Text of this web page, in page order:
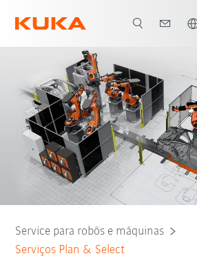
Serviços Planejamento & Seleção
Service para robôs e máquinas
Serviços Plan & Select